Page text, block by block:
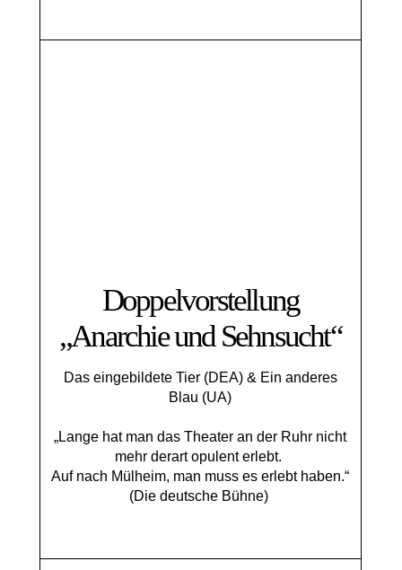
Doppelvorstellung
„Anarchie und Sehnsucht“
Das eingebildete Tier (DEA) & Ein anderes
Blau (UA)
„Lange hat man das Theater an der Ruhr nicht
mehr derart opulent erlebt.
Auf nach Mülheim, man muss es erlebt haben.“
(Die deutsche Bühne)